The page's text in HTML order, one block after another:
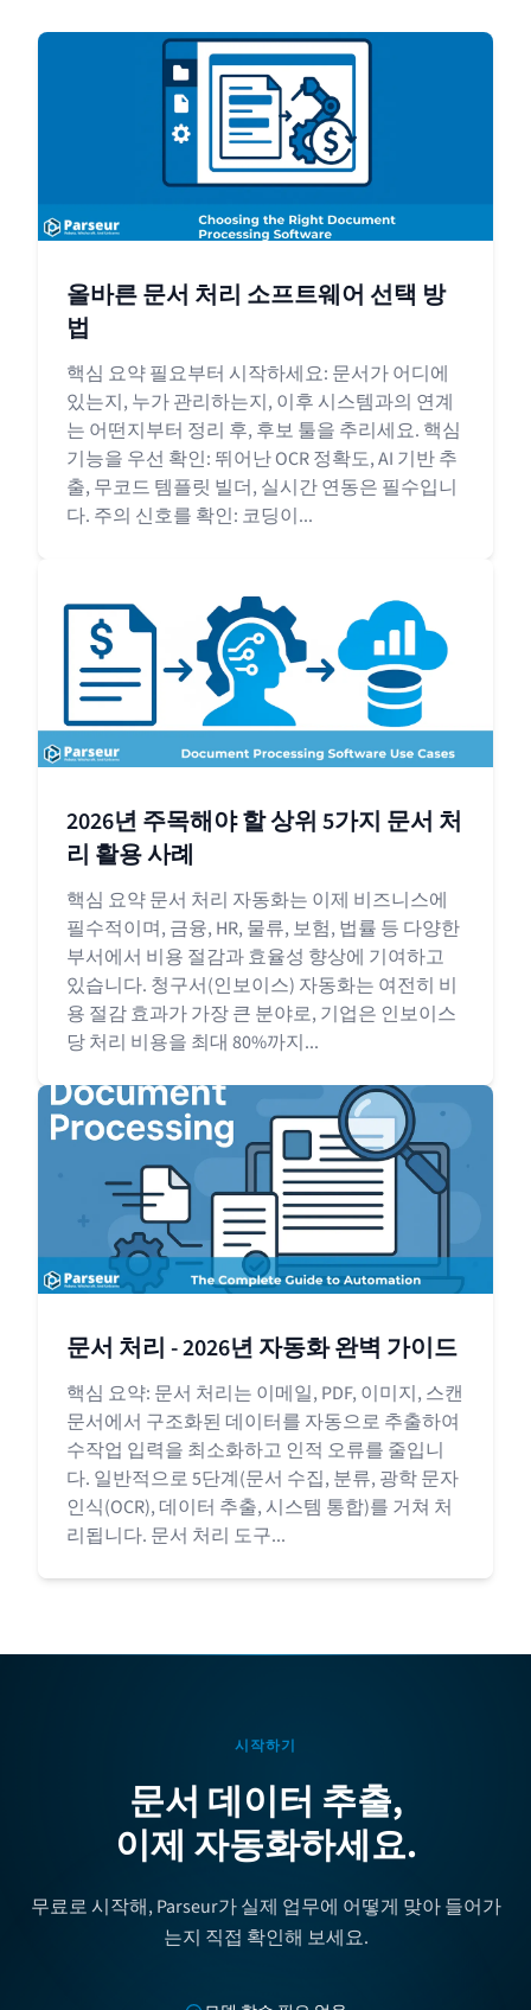
올바른 문서 처리 소프트웨어 선택 방
법
핵심 요약 필요부터 시작하세요: 문서가 어디에
있는지, 누가 관리하는지, 이후 시스템과의 연계
는 어떤지부터 정리 후, 후보 툴을 추리세요. 핵심
기능을 우선 확인: 뛰어난 OCR 정확도, AI 기반 추
출, 무코드 템플릿 빌더, 실시간 연동은 필수입니
다. 주의 신호를 확인: 코딩이...
2026년 주목해야 할 상위 5가지 문서 처
리 활용 사례
핵심 요약 문서 처리 자동화는 이제 비즈니스에
필수적이며, 금융, HR, 물류, 보험, 법률 등 다양한
부서에서 비용 절감과 효율성 향상에 기여하고
있습니다. 청구서(인보이스) 자동화는 여전히 비
용 절감 효과가 가장 큰 분야로, 기업은 인보이스
당 처리 비용을 최대 80%까지...
문서 처리 - 2026년 자동화 완벽 가이드
핵심 요약: 문서 처리는 이메일, PDF, 이미지, 스캔
문서에서 구조화된 데이터를 자동으로 추출하여
수작업 입력을 최소화하고 인적 오류를 줄입니
다. 일반적으로 5단계(문서 수집, 분류, 광학 문자
인식(OCR), 데이터 추출, 시스템 통합)를 거쳐 처
리됩니다. 문서 처리 도구...
시작하기
문서 데이터 추출,
이제 자동화하세요.
무료로 시작해, Parseur가 실제 업무에 어떻게 맞아 들어가
는지 직접 확인해 보세요.